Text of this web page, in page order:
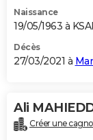
Naissance
19/05/1963 à
Décès
27/03/2021 à
Ali
Créer une